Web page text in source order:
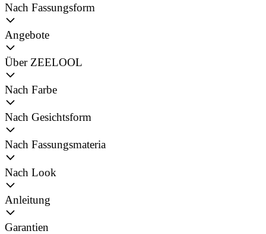
Nach Fassungsform
Angebote
Über ZEELOOL
Nach Farbe
Nach Gesichtsform
Nach Fassungsmateria
Nach Look
Anleitung
Garantien